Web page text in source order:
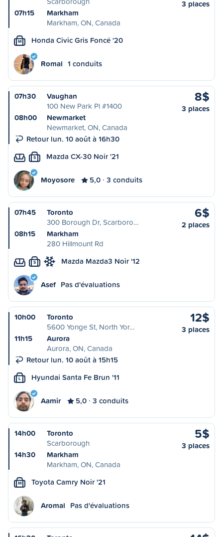
07h15
Markham
Markham, ON, Canada
3 places
M Honda Civic Gris Foncé '20
Romal 1 conduits
07h30
Vaughan
100 New Park Pl #1400
08h00
Newmarket
Newmarket, ON, Canada
Retour lun. 10 août à 16h30
8$
3 places
S Mazda CX-30 Noir '21
Moyosore 5,0 3 conduits
07h45
Toronto
300 Borough Dr, Scarboro…
08h15
Markham
280 Hillmount Rd
6$
2 places
S Mazda Mazda3 Noir '12
Asef Pas d'évaluations
10h00
Toronto
5600 Yonge St, North Yor…
11h15
Aurora
Aurora, ON, Canada
Retour lun. 10 août à 15h15
12$
3 places
L Hyundai Santa Fe Brun '11
Aamir 5,0 3 conduits
14h00
Toronto
Scarborough
14h30
Markham
Markham, ON, Canada
5$
3 places
M Toyota Camry Noir '21
Aromal Pas d'évaluations